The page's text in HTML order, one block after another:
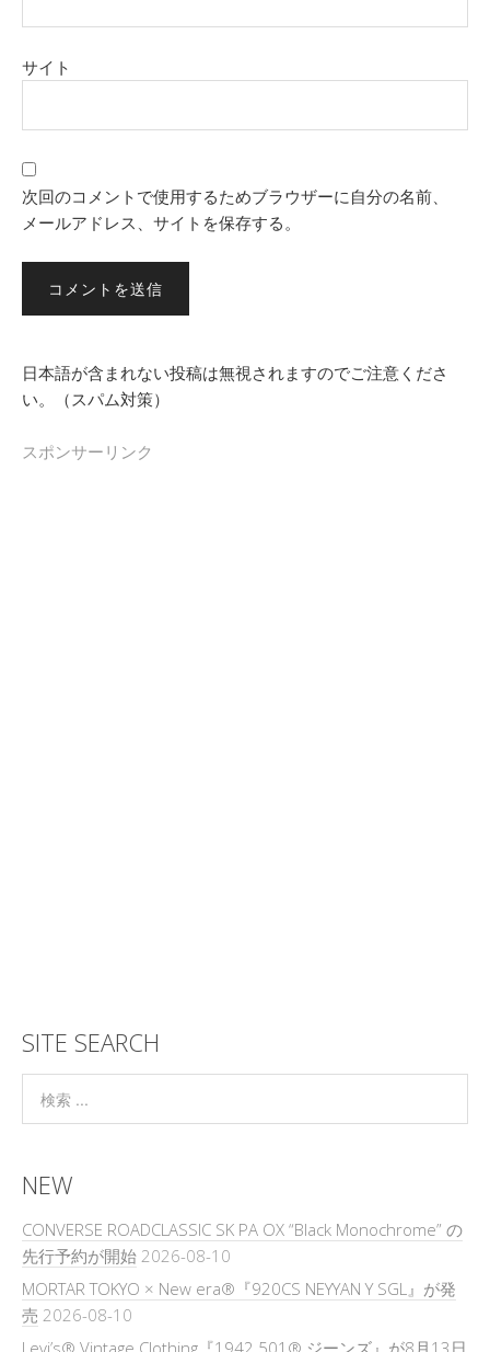
サイト
次回のコメントで使用するためブラウザーに自分の名前、
メールアドレス、サイトを保存する。
日本語が含まれない投稿は無視されますのでご注意くださ
い。（スパム対策）
スポンサーリンク
SITE SEARCH
NEW
CONVERSE ROADCLASSIC SK PA OX “Black Monochrome” の
先行予約が開始 2026-08-10
MORTAR TOKYO × New era®『920CS NEYYAN Y SGL』が発
売 2026-08-10
Levi’s® Vintage Clothing『1942 501® ジーンズ』が8月13日